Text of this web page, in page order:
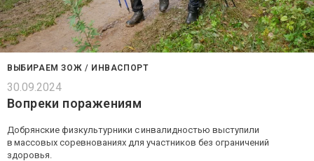
ВЫБИРАЕМ ЗОЖ / ИНВАСПОРТ
30.09.2024
Вопреки поражениям
Добрянские физкультурники с инвалидностью выступили
в массовых соревнованиях для участников без ограничений
здоровья.